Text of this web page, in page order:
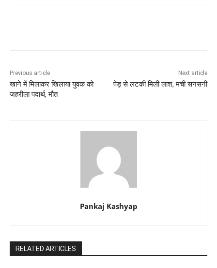
Previous article
खाने में मिलाकर खिलाया युवक को
जहरीला पदार्थ, मौत
Next article
पेड़ से लटकी मिली लाश, मची सनसनी
Pankaj Kashyap
RELATED ARTICLES